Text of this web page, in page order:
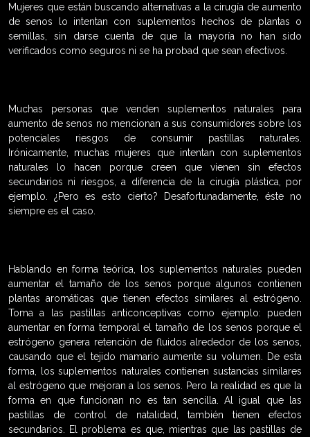
Mujeres que están buscando alternativas a la cirugía de aumento
de senos lo intentan con suplementos hechos de plantas o
semillas, sin darse cuenta de que la mayoría no han sido
verificados como seguros ni se ha probad que sean efectivos.
Muchas personas que venden suplementos naturales para
aumento de senos no mencionan a sus consumidores sobre los
potenciales riesgos de consumir pastillas naturales.
Irónicamente, muchas mujeres que intentan con suplementos
naturales lo hacen porque creen que vienen sin efectos
secundarios ni riesgos, a diferencia de la cirugía plástica, por
ejemplo. ¿Pero es esto cierto? Desafortunadamente, éste no
siempre es el caso.
Hablando en forma teórica, los suplementos naturales pueden
aumentar el tamaño de los senos porque algunos contienen
plantas aromáticas que tienen efectos similares al estrógeno.
Toma a las pastillas anticonceptivas como ejemplo: pueden
aumentar en forma temporal el tamaño de los senos porque el
estrógeno genera retención de fluidos alrededor de los senos,
causando que el tejido mamario aumente su volumen. De esta
forma, los suplementos naturales contienen sustancias similares
al estrógeno que mejoran a los senos. Pero la realidad es que la
forma en que funcionan no es tan sencilla. Al igual que las
pastillas de control de natalidad, también tienen efectos
secundarios. El problema es que, mientras que las pastillas de